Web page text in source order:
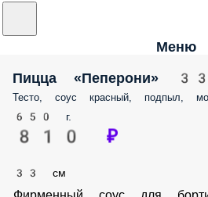
Меню
Пицца «Пеперони» 33см
Тесто, соус красный, подпыл,
650 г.
810 ₽
33 см